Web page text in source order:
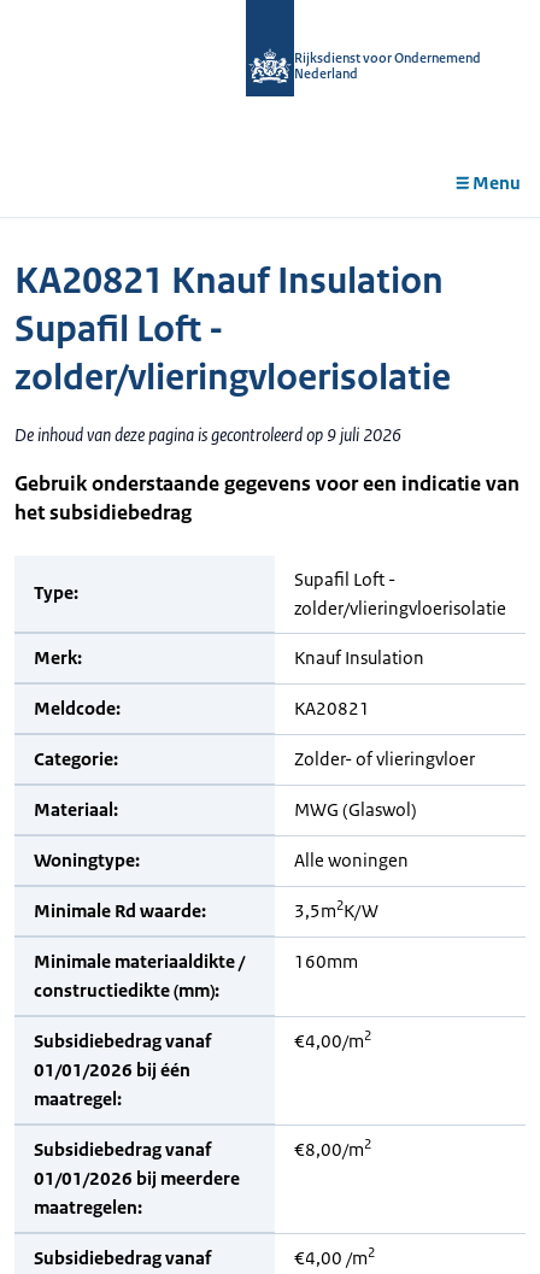
Rijksdienst voor Ondernemend
Nederland
Menu
KA20821 Knauf Insulation
Supafil Loft -
zolder/vlieringvloerisolatie
De inhoud van deze pagina is gecontroleerd op 9 juli 2026
Gebruik onderstaande gegevens voor een indicatie van
het subsidiebedrag
Type:
Supafil Loft -
zolder/vlieringvloerisolatie
Merk: Knauf Insulation
Meldcode: KA20821
Categorie: Zolder- of vlieringvloer
Materiaal: MWG (Glaswol)
Woningtype: Alle woningen
Minimale Rd waarde: 3,5m2K/W
Minimale materiaaldikte /
constructiedikte (mm):
160mm
Subsidiebedrag vanaf
01/01/2026 bij één
maatregel:
€4,00/m2
Subsidiebedrag vanaf
01/01/2026 bij meerdere
maatregelen:
€8,00/m2
Subsidiebedrag vanaf
€4,00 /m2